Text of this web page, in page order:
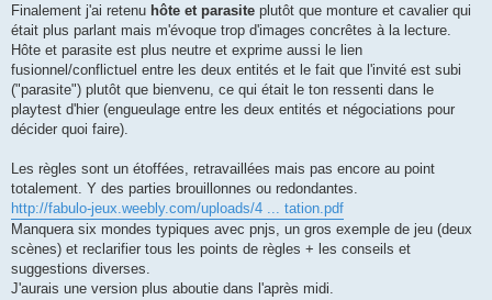
s
a
g
Finalement j'ai retenu hôte et parasite plutôt que monture et cavalier qui
était plus parlant mais m'évoque trop d'images concrêtes à la lecture.
Hôte et parasite est plus neutre et exprime aussi le lien
fusionnel/conflictuel entre les deux entités et le fait que l'invité est subi
("parasite") plutôt que bienvenu, ce qui était le ton ressenti dans le
playtest d'hier (engueulage entre les deux entités et négociations pour
décider quoi faire).
Les règles sont un étoffées, retravaillées mais pas encore au point
totalement. Y des parties brouillonnes ou redondantes.
http://fabulo-jeux.weebly.com/uploads/4 ... tation.pdf
Manquera six mondes typiques avec pnjs, un gros exemple de jeu (deux
scènes) et reclarifier tous les points de règles + les conseils et
suggestions diverses.
J'aurais une version plus aboutie dans l'après midi.